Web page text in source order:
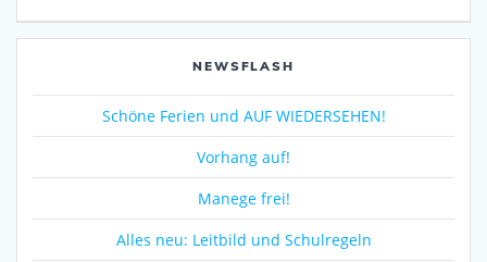
NEWSFLASH
Schöne Ferien und AUF WIEDERSEHEN!
Vorhang auf!
Manege frei!
Alles neu: Leitbild und Schulregeln